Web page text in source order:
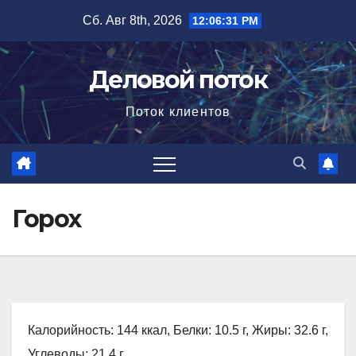
содержимому
Сб. Авг 8th, 2026 12:06:32 PM
Деловой поток
Поток клиентов
Горох
Калорийность: 144 ккал, Белки: 10.5 г, Жиры: 32.6 г,